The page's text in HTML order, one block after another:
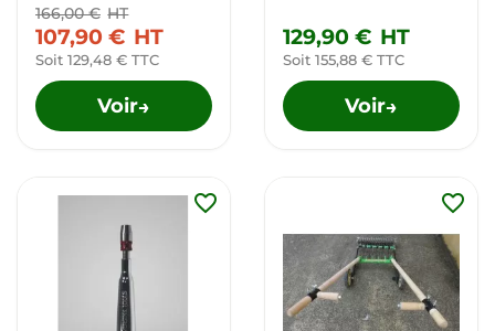
166,00 € HT
107,90 € HT
Soit 129,48 € TTC
Voir→
129,90 € HT
Soit 155,88 € TTC
Voir→
favorite_border favorite_border